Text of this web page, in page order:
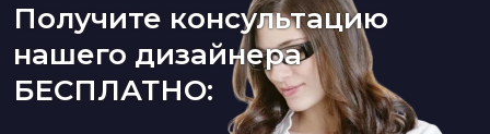
Получите консультацию
нашего дизайнера
БЕСПЛАТНО: